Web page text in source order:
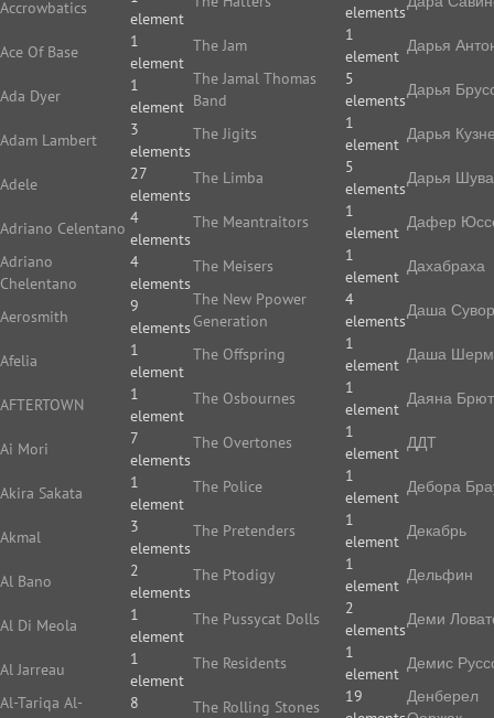
Accrowbatics
element
Ace Of Base
1
element
Ada Dyer
1
element
Adam Lambert
3
elements
Adele
27
elements
Adriano Celentano
4
elements
Adriano
Chelentano
4
elements
Aerosmith
9
elements
Afelia
1
element
AFTERTOWN
1
element
Ai Mori
7
elements
Akira Sakata
1
element
Akmal
3
elements
Al Bano
2
elements
Al Di Meola
1
element
Al Jarreau
1
element
Al-Tariqa Al-
8
elements
The Jam
1
element
The Jamal Thomas
Band
5
elements
The Jigits
1
element
The Limba
5
elements
The Meantraitors
1
element
The Meisers
1
element
The New Ppower
Generation
4
elements
The Offspring
1
element
The Osbournes
1
element
The Overtones
1
element
The Police
1
element
The Pretenders
1
element
The Ptodigy
1
element
The Pussycat Dolls
2
elements
The Residents
1
element
The Rolling Stones
19
Дарья
Дарья
Дарья
Дарья
Дафер
Дахабраха
Даша
Даша
Даяна Брют
ДДТ
Дебора
Декабрь
Дельфин
Деми
Демис
Денберел